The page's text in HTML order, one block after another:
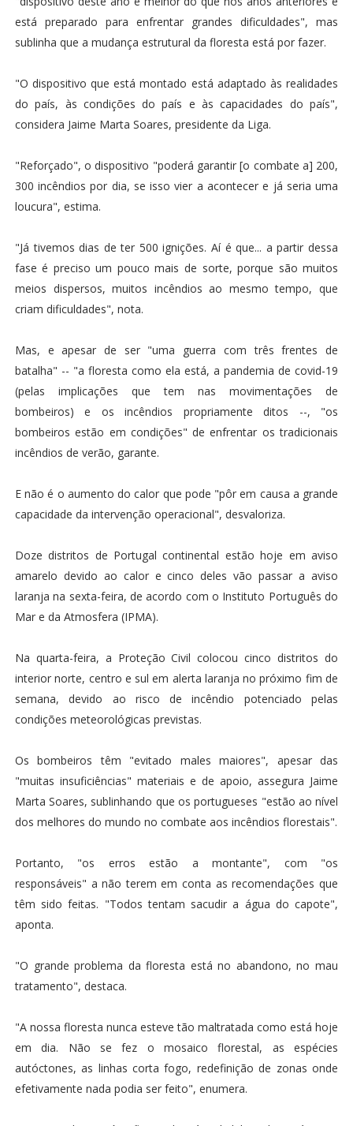
está preparado para enfrentar grandes dificuldades", mas
sublinha que a mudança estrutural da floresta está por fazer.
"O dispositivo que está montado está adaptado às realidades
do país, às condições do país e às capacidades do país",
considera Jaime Marta Soares, presidente da Liga.
"Reforçado", o dispositivo "poderá garantir [o combate a] 200,
300 incêndios por dia, se isso vier a acontecer e já seria uma
loucura", estima.
"Já tivemos dias de ter 500 ignições. Aí é que... a partir dessa
fase é preciso um pouco mais de sorte, porque são muitos
meios dispersos, muitos incêndios ao mesmo tempo, que
criam dificuldades", nota.
Mas, e apesar de ser "uma guerra com três frentes de
batalha" -- "a floresta como ela está, a pandemia de covid-19
(pelas implicações que tem nas movimentações de
bombeiros) e os incêndios propriamente ditos --, "os
bombeiros estão em condições" de enfrentar os tradicionais
incêndios de verão, garante.
E não é o aumento do calor que pode "pôr em causa a grande
capacidade da intervenção operacional", desvaloriza.
Doze distritos de Portugal continental estão hoje em aviso
amarelo devido ao calor e cinco deles vão passar a aviso
laranja na sexta-feira, de acordo com o Instituto Português do
Mar e da Atmosfera (IPMA).
Na quarta-feira, a Proteção Civil colocou cinco distritos do
interior norte, centro e sul em alerta laranja no próximo fim de
semana, devido ao risco de incêndio potenciado pelas
condições meteorológicas previstas.
Os bombeiros têm "evitado males maiores", apesar das
"muitas insuficiências" materiais e de apoio, assegura Jaime
Marta Soares, sublinhando que os portugueses "estão ao nível
dos melhores do mundo no combate aos incêndios florestais".
Portanto, "os erros estão a montante", com "os
responsáveis" a não terem em conta as recomendações que
têm sido feitas. "Todos tentam sacudir a água do capote",
aponta.
"O grande problema da floresta está no abandono, no mau
tratamento", destaca.
"A nossa floresta nunca esteve tão maltratada como está hoje
em dia. Não se fez o mosaico florestal, as espécies
autóctones, as linhas corta fogo, redefinição de zonas onde
efetivamente nada podia ser feito", enumera.